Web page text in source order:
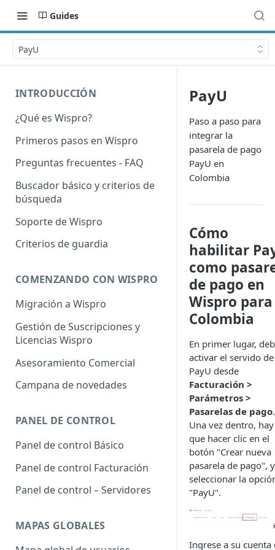
Guides
PayU
INTRODUCCIÓN
¿Qué es Wispro?
Primeros pasos en Wispro
Preguntas frecuentes - FAQ
Buscador básico y criterios de
búsqueda
Soporte de Wispro
Criterios de guardia
COMENZANDO CON WISPRO
Migración a Wispro
Gestión de Suscripciones y
Licencias Wispro
Asesoramiento Comercial
Campana de novedades
PANEL DE CONTROL
Panel de control Básico
Panel de control Facturación
Panel de control – Servidores
MAPAS GLOBALES
PayU
Paso a paso para
integrar la
pasarela de pago
PayU en
Colombia
Cómo
habilitar
como
de pago en
Wispro para
Colombia
En primer lugar,
activar el servido de
PayU desde
Facturación >
Parámetros >
Pasarelas de pago.
Una vez dentro, hay
que hacer clic en el
botón "Crear nueva
pasarela de pago", y
seleccionar la
"PayU".
Ingrese a su cuenta